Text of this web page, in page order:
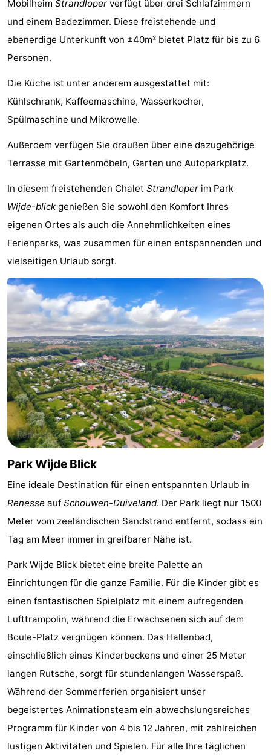
Buitenheem
Duinoord
-
Julianahoeve
-
Livingstone
-
Resort
-
't
Hof
van
Haamstede
Schouwen
-
Schouwse
Valleien
-
Wijde
Blick
-
Zeeuwse
Kust
-
’t
Hof
van
Haamstede
Hotels
Zimmer
(mit
Frühstück)
Lastminutes
Strand
Sehen
Denkmäler
-
Aussichtspunkte
Attraktionen
-
Rundfahrten
-
Spielplätze
-
Indoor-
Spielplätze
-
Bowling
-
Minigolfplätze
Wellness-
Zentren
Dörfer
Mobilheim Strandloper verfügt über drei Schlafzimmern
und einem Badezimmer. Diese freistehende und
ebenerdige Unterkunft von ±40m² bietet Platz für bis zu 6
Personen.
Die Küche ist unter anderem ausgestattet mit:
Kühlschrank, Kaffeemaschine, Wasserkocher,
Spülmaschine und Mikrowelle.
Außerdem verfügen Sie draußen über eine dazugehörige
Terrasse mit Gartenmöbeln, Garten und Autoparkplatz.
In diesem freistehenden Chalet Strandloper im Park
Wijde-blick genießen Sie sowohl den Komfort Ihres
eigenen Ortes als auch die Annehmlichkeiten eines
Ferienparks, was zusammen für einen entspannenden und
vielseitigen Urlaub sorgt.
Park Wijde Blick
Eine ideale Destination für einen entspannten Urlaub in
Renesse auf Schouwen-Duiveland. Der Park liegt nur 1500
Meter vom zeeländischen Sandstrand entfernt, sodass ein
Tag am Meer immer in greifbarer Nähe ist.
Park Wijde Blick bietet eine breite Palette an
Einrichtungen für die ganze Familie. Für die Kinder gibt es
einen fantastischen Spielplatz mit einem aufregenden
Lufttrampolin, während die Erwachsenen sich auf dem
Boule-Platz vergnügen können. Das Hallenbad,
einschließlich eines Kinderbeckens und einer 25 Meter
langen Rutsche, sorgt für stundenlangen Wasserspaß.
Während der Sommerferien organisiert unser
begeistertes Animationsteam ein abwechslungsreiches
Programm für Kinder von 4 bis 12 Jahren, mit zahlreichen
lustigen Aktivitäten und Spielen. Für alle Ihre täglichen